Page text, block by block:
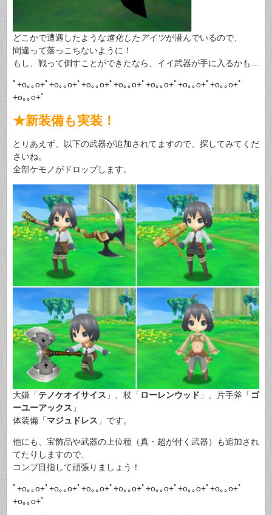
どこかで遭遇したような進化したアイツが潜んでいるので、
間違って落っこちないように！
もし、戦って倒すことができたなら、イイ武器が手に入るかも…
ﾟ+o｡｡o+ﾟ+o｡｡o+ﾟ+o｡｡o+ﾟ+o｡｡o+ﾟ+o｡｡o+ﾟ+o｡｡o+ﾟ+o｡｡o+ﾟ
+o｡｡o+ﾟ
★新装備も実装！
とりあえず、以下の武器が追加されてますので、探してみてくだ
さいね。
全部ケモノがドロップします。
大鎌「テノケオイサイス 」、杖「 ローレンウッド 」、片手斧「 ゴ
ーユーアックス 」
体装備「マジュドレス 」です。
他にも、宝飾品や武器の上位種（真・超が付く武器）も追加され
てたりしますので、
コンプ目指して頑張りましょう！
ﾟ+o｡｡o+ﾟ+o｡｡o+ﾟ+o｡｡o+ﾟ+o｡｡o+ﾟ+o｡｡o+ﾟ+o｡｡o+ﾟ+o｡｡o+ﾟ
+o｡｡o+ﾟ